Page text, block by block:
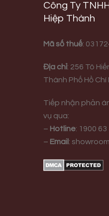
Công Ty
Hiệp Thành
Mã số thuế:
Địa chỉ: 256 Tô
Thành Phố Hồ Chí
Tiếp nhận phản
vụ qua:
– Hotline: 1900 63
– Email :